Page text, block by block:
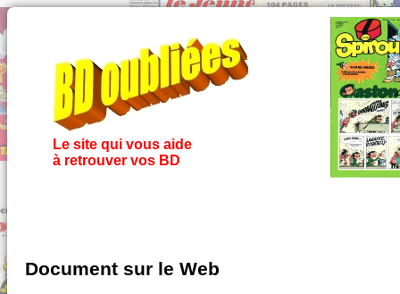
Le site qui vous aide
à retrouver vos BD
Document sur le Web